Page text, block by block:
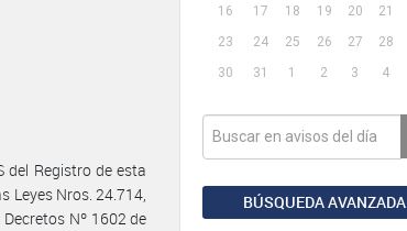
16 17 18 19 20 21
23
24 25 26 27 28
30
31 1 2 3 4
BÚSQUEDA AVANZADA
del Registro de esta
Leyes Nros. 24.714,
Nº 1602 de